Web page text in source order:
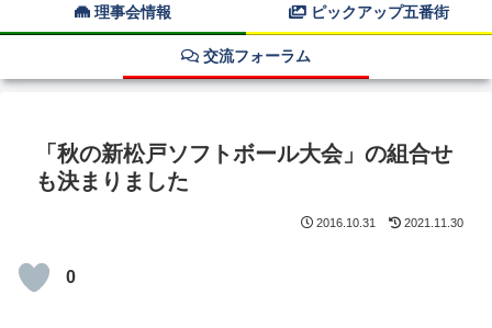
理事会情報 ピックアップ五番街
交流フォーラム
「秋の新松戸ソフトボール大会」の組合せ
も決まりました
2016.10.31 2021.11.30
0